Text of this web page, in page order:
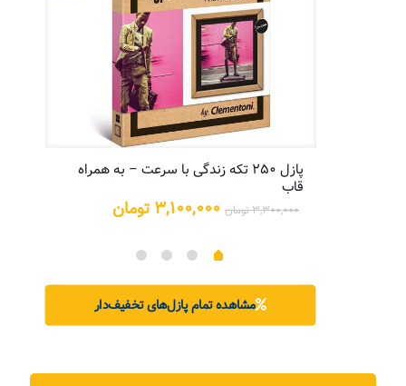
پازل ۲۵۰ تکه زندگی با سرعت – به همراه
قاب
۳,۳۰۰,۰۰۰تومان قیمت
بود.
۳,۱۰۰,۰۰۰ تومان
مشاهده تمام پازل‌های تخفیف‌دار